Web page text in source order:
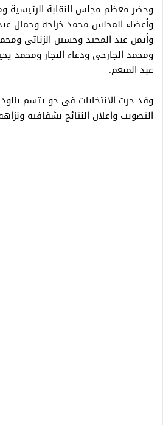
وحضر معظم مجلس النقابة الرئيسية
وأعضاء المجلس محمد خراجه وجمال
وأيمن عبد المجيد وحسين الزناتى
ومحمد الجارحى ودعاء النجار ومحمد
عبد المنعم.
وقد جرت الانتخابات فى جو يتسم
التصويت واعلان النتائج بشفافية